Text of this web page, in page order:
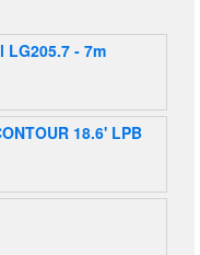
€
140,00 €
LG205.7 - 7m
18.6' LPB